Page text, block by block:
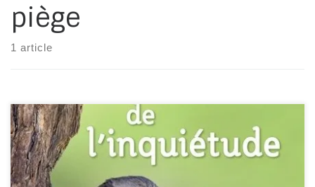
piège
1 article
Avec beaucoup d’amour fraternel, ce livre nous donne
plusieurs leviers pour vaincre l’inquiétude quotidienne.